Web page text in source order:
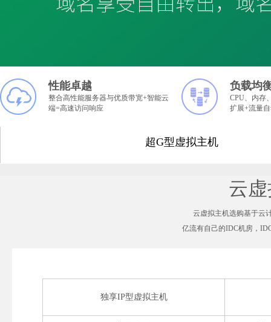
性能卓越
整合高性能服务器与优质带宽+智能云
端=高速访问响应
负载均
CPU、内存
扩展+流量
超G型虚拟主机
云
云虚拟主机选购基于云
亿流有自己的IDC机房，
独享IP型虚拟主机